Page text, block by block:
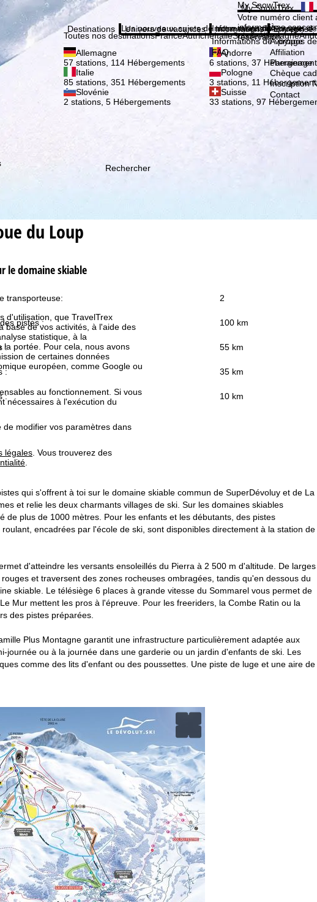
d'utilisation, que TravelTrex
base de vos activités, à l'aide des
statistique, à la
la portée. Pour cela, nous avons
de certaines données
européen, comme Google ou
au fonctionnement. Si vous
nécessaires à l'exécution du
modifier vos paramètres dans
légales . Vous trouverez des
Inscription
My SnowTrex
My SnowTrex
Votre numéro client
informations
réservation.
Destinations
Toutes nos destinationsFranceAutricheItalieSuisseAllemagne
Allemagne
57 stations, 114 Hébergements
Andorre
6 stations, 37
Italie
85 stations, 351 Hébergements
Pologne
3 stations, 11
Slovénie
2 stations, 5 Hébergements
Suisse
33 stations, 97
Univers de vacances
Les nouveaux sujets de notre magazine
Informations
Informations de voyage
Informations de voyage
FAQ
Entreprise
À propos
À propos
Affiliation
Parrainage
Chèque
Inscription
Contact
Rechercher
du Loup
le domaine skiable
transporteuse: 2
pistes : 100 km
: 55 km
: 35 km
: 10 km
qui s'offrent à toi sur le domaine skiable commun de SuperDévoluy et de La
et relie les deux charmants villages de ski. Sur les domaines skiables
plus de 1000 mètres. Pour les enfants et les débutants, des pistes
encadrées par l'école de ski, sont disponibles directement à la station de
d'atteindre les versants ensoleillés du Pierra à 2 500 m d'altitude. De larges
et traversent des zones rocheuses ombragées, tandis qu'en dessous du
skiable. Le télésiège 6 places à grande vitesse du Sommarel vous permet de
Mur mettent les pros à l'épreuve. Pour les freeriders, la Combe Ratin ou la
des pistes préparées.
Plus Montagne garantit une infrastructure particulièrement adaptée aux
ou à la journée dans une garderie ou un jardin d'enfants de ski. Les
comme des lits d'enfant ou des poussettes. Une piste de luge et une aire de